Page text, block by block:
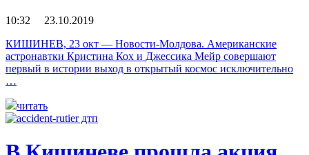
10:32 23.10.2019
КИШИНЕВ, 23 окт — Новости-Молдова. Американские
астронавтки Кристина Кох и Джессика Мейр совершают
первый в истории выход в открытый космос исключительно
…
читать